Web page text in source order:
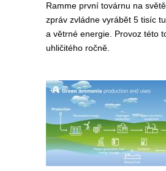
Ramme první továrnu na
zpráv zvládne vyrábět 5 tisíc
a větrné energie. Provoz této
uhličitého ročně.